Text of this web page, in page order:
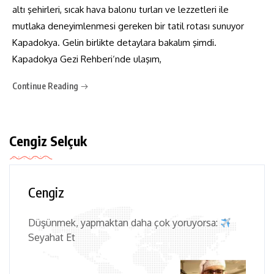
altı şehirleri, sıcak hava balonu turları ve lezzetleri ile
mutlaka deneyimlenmesi gereken bir tatil rotası sunuyor
Kapadokya. Gelin birlikte detaylara bakalım şimdi.
Kapadokya Gezi Rehberi‘nde ulaşım,
Continue Reading
Cengiz Selçuk
Cengiz
Düşünmek, yapmaktan daha çok yoruyorsa:
Seyahat Et